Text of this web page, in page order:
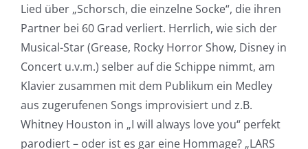
Lied über „Schorsch, die einzelne Socke“, die ihren
Partner bei 60 Grad verliert. Herrlich, wie sich der
Musical-Star (Grease, Rocky Horror Show, Disney in
Concert u.v.m.) selber auf die Schippe nimmt, am
Klavier zusammen mit dem Publikum ein Medley
aus zugerufenen Songs improvisiert und z.B.
Whitney Houston in „I will always love you“ perfekt
parodiert – oder ist es gar eine Hommage? „LARS